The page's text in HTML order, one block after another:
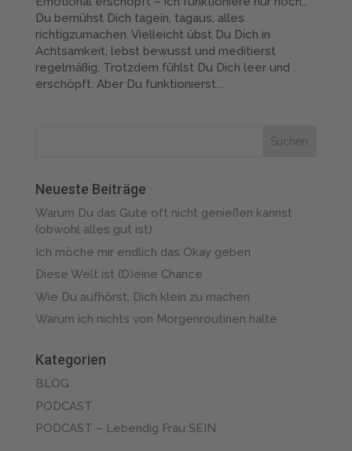
Du bemühst Dich tagein, tagaus, alles
richtigzumachen. Vielleicht übst Du Dich in
Achtsamkeit, lebst bewusst und meditierst
regelmäßig. Trotzdem fühlst Du Dich leer und
erschöpft. Aber Du funktionierst...
Neueste Beiträge
Warum Du das Gute oft nicht genießen kannst
(obwohl alles gut ist)
Ich möche mir endlich das Okay geben
Diese Welt ist (D)eine Chance
Wie Du aufhörst, Dich klein zu machen
Warum ich nichts von Morgenroutinen halte
Kategorien
BLOG
PODCAST
PODCAST – Lebendig Frau SEIN